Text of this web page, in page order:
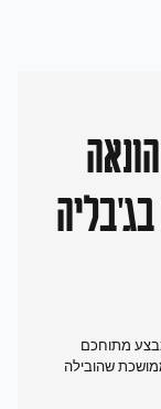
מתוחכם
שהובילה